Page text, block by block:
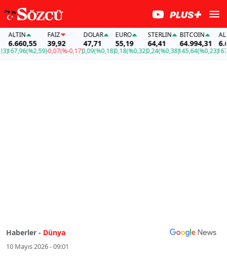
(%2,59)
FAİZ
39,92
-0,07(%-0,17)
DOLAR
47,71
0,09(%0,18)
EURO
55,19
0,18(%0,32)
STERLIN
64,41
0,24(%0,38)
BITCOIN
64.994,31
145,64(%0,23)
ALTIN
167,96
Haberler - Dünya
10 Mayıs 2026 - 09:01